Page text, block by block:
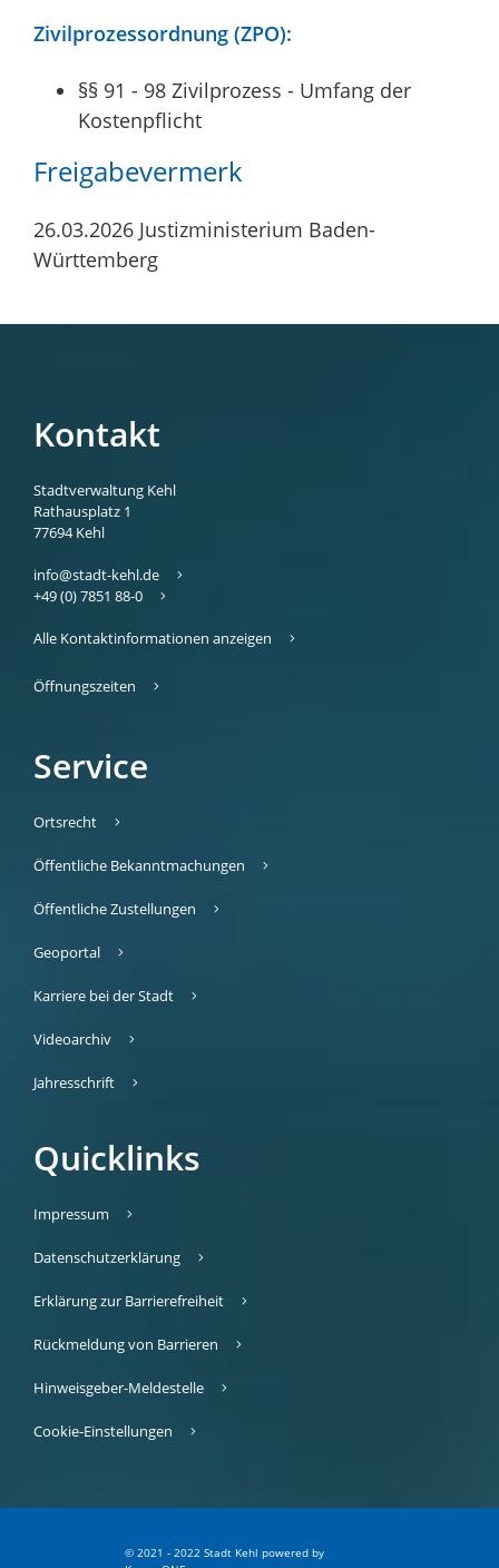
Zivilprozessordnung (ZPO):
§§ 91 - 98 Zivilprozess - Umfang der
Kostenpflicht
Freigabevermerk
26.03.2026 Justizministerium Baden-
Württemberg
Kontakt
Stadtverwaltung Kehl
Rathausplatz 1
77694 Kehl
info@stadt-kehl.de
+49 (0) 7851 88-0
Alle Kontaktinformationen anzeigen
Öffnungszeiten
Service
Ortsrecht
Öffentliche Bekanntmachungen
Öffentliche Zustellungen
Geoportal
Karriere bei der Stadt
Videoarchiv
Jahresschrift
Quicklinks
Impressum
Datenschutzerklärung
Erklärung zur Barrierefreiheit
Rückmeldung von Barrieren
Hinweisgeber-Meldestelle
Cookie-Einstellungen
© 2021 - 2022 Stadt Kehl powered by